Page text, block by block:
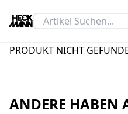
PRODUKT NICHT
ANDERE HABEN